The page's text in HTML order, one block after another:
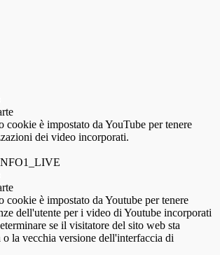
cookie è impostato da YouTube per tenere
dei video incorporati.
cookie è impostato da Youtube per tenere
dell'utente per i video di Youtube incorporati
se il visitatore del sito web sta
la vecchia versione dell'interfaccia di